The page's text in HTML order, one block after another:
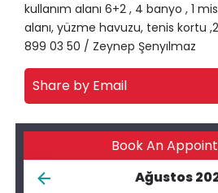
kullanım alanı 6+2 , 4 banyo , 1
alanı, yüzme havuzu, tenis kortu
899 03 50 / Zeynep Şenyılmaz
Share by Email
Book An
Ağustos